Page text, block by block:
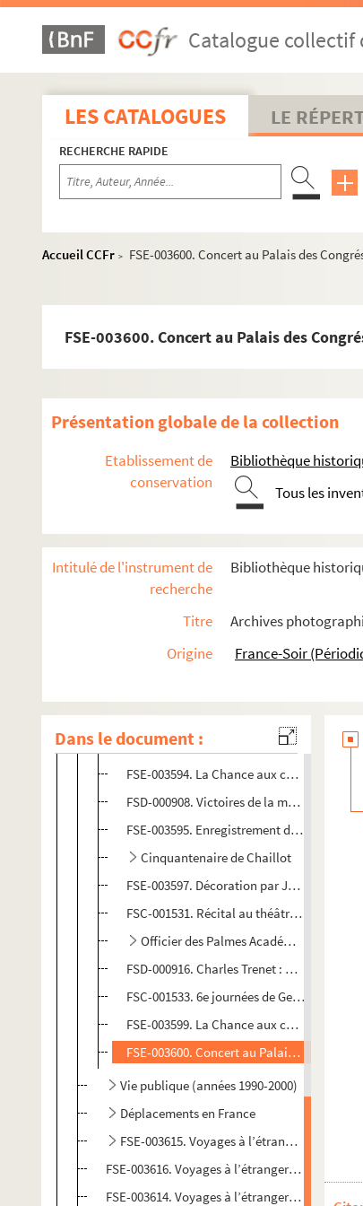
Catalogue collectif
LES CATALOGUES LE
RECHERCHE RAPIDE
Accueil CCFr >
FSE-003600. Concert au Palais des
FSE-003600. Concert au Palais des
Présentation globale de la collection
Etablissement de
conservation
Bibliothèque
Tous les
Intitulé de l'instrument de
recherche
Bibliothèque
Titre
Archives
Origine
France-Soir
Dans le document :
R
S
T
FSE-003288. Tardieu, André
Thorez, Maurice
Trenet, Charles
Vie publique (années 1930-1940)
Vie publique (années 1950)
Vie publique (années 1960)
Vie publique (années 1980)
FSE-003587. Stars, émission télévisée
FSE-003589. Visite officielle du président
FSE-003590. Décoration de la Légion
FSE-003592. Fidèle, émission France Inter
FSE-003593. Laissez passer la chanson :
FSE-003594. La Chance aux chansons,
FSD-000908. Victoires de la musique
FSE-003595. Enregistrement de Florilège 86
Cinquantenaire de Chaillot
FSE-003597. Décoration par Jacques
FSC-001531. Récital au théâtre des
Officier des Palmes Académiques
FSD-000916. Charles Trenet : mémoire du
FSC-001533. 6e journées de Georges
FSE-003599. La Chance aux chansons,
FSE-003600. Concert au Palais des Congrés
Vie publique (années 1990-2000)
Déplacements en France
FSE-003615. Voyages à l’étranger : Canada
FSE-003616. Voyages à l’étranger : États-Unis
FSE-003614. Voyages à l’étranger : Italie (Rome)